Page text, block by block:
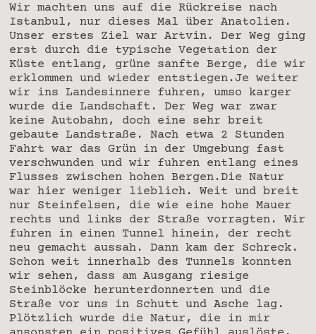
Wir machten uns auf die Rückreise nach
Istanbul, nur dieses Mal über Anatolien.
Unser erstes Ziel war Artvin. Der Weg ging
erst durch die typische Vegetation der
Küste entlang, grüne sanfte Berge, die wir
erklommen und wieder entstiegen.Je weiter
wir ins Landesinnere fuhren, umso karger
wurde die Landschaft. Der Weg war zwar
keine Autobahn, doch eine sehr breit
gebaute Landstraße. Nach etwa 2 Stunden
Fahrt war das Grün in der Umgebung fast
verschwunden und wir fuhren entlang eines
Flusses zwischen hohen Bergen.Die Natur
war hier weniger lieblich. Weit und breit
nur Steinfelsen, die wie eine hohe Mauer
rechts und links der Straße vorragten. Wir
fuhren in einen Tunnel hinein, der recht
neu gemacht aussah. Dann kam der Schreck.
Schon weit innerhalb des Tunnels konnten
wir sehen, dass am Ausgang riesige
Steinblöcke herunterdonnerten und die
Straße vor uns in Schutt und Asche lag.
Plötzlich wurde die Natur, die in mir